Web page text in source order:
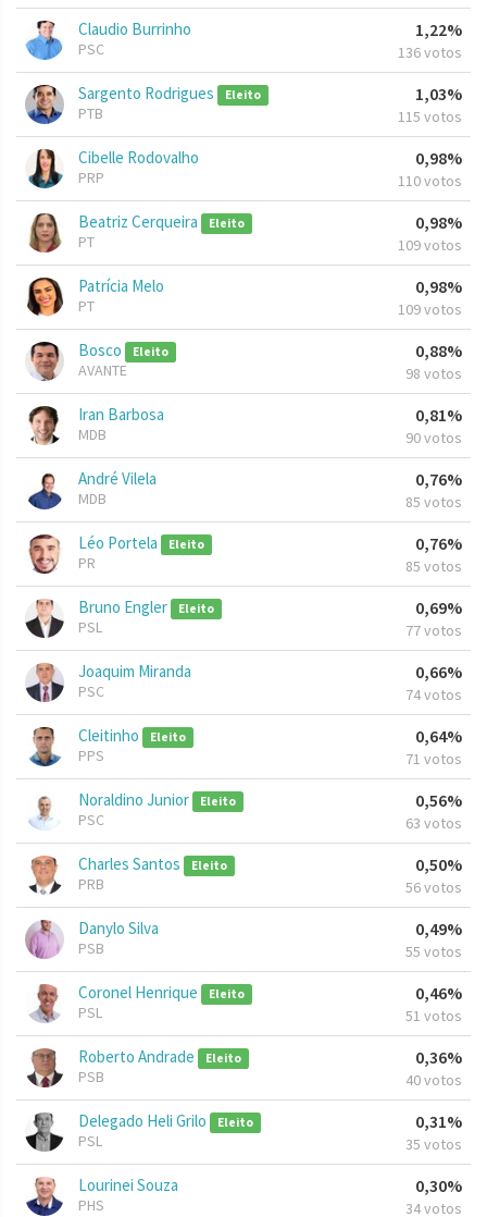
Claudio Burrinho
PSC
1,22%
136 votos
Sargento Rodrigues Eleito
PTB
1,03%
115 votos
Cibelle Rodovalho
PRP
0,98%
110 votos
Beatriz Cerqueira Eleito
PT
0,98%
109 votos
Patrícia Melo
PT
0,98%
109 votos
Bosco Eleito
AVANTE
0,88%
98 votos
Iran Barbosa
MDB
0,81%
90 votos
André Vilela
MDB
0,76%
85 votos
Léo Portela Eleito
PR
0,76%
85 votos
Bruno Engler Eleito
PSL
0,69%
77 votos
Joaquim Miranda
PSC
0,66%
74 votos
Cleitinho Eleito
PPS
0,64%
71 votos
Noraldino Junior Eleito
PSC
0,56%
63 votos
Charles Santos Eleito
PRB
0,50%
56 votos
Danylo Silva
PSB
0,49%
55 votos
Coronel Henrique Eleito
PSL
0,46%
51 votos
Roberto Andrade Eleito
PSB
0,36%
40 votos
Delegado Heli Grilo Eleito
PSL
0,31%
35 votos
Lourinei Souza
PHS
0,30%
34 votos